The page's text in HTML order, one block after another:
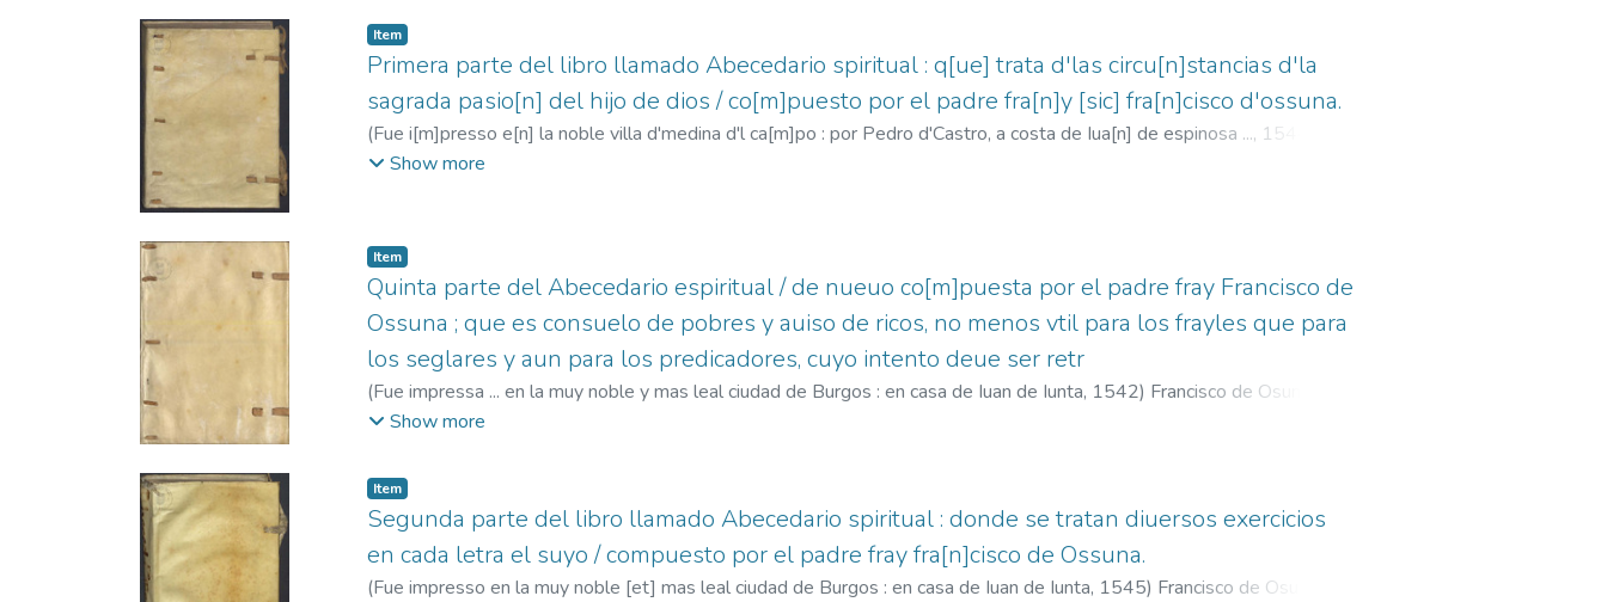
Item
Primera parte del libro llamado Abecedario spiritual : q[ue] trata d'las circu[n]stancias d'la
sagrada pasio[n] del hijo de dios / co[m]puesto por el padre fra[n]y [sic] fra[n]cisco d'ossuna.
(Fue i[m]presso e[n] la noble villa d'medina d'l ca[m]po : por Pedro d'Castro, a costa de Iua[n] de espinosa ..., 1544-09-
22)Francisco de Osuna (O.F.M.), ca. 1492-ca. 1540
Show more
Item
Quinta parte del Abecedario espiritual / de nueuo co[m]puesta por el padre fray Francisco de
Ossuna ; que es consuelo de pobres y auiso de ricos, no menos vtil para los frayles que para
los seglares y aun para los predicadores, cuyo intento deue ser retr
(Fue impressa ... en la muy noble y mas leal ciudad de Burgos : en casa de Iuan de Iunta, 1542) Francisco de Osuna
(O.F.M.), ca. 1492-ca. 1540
Show more
Item
Segunda parte del libro llamado Abecedario spiritual : donde se tratan diuersos exercicios
en cada letra el suyo / compuesto por el padre fray fra[n]cisco de Ossuna.
(Fue impresso en la muy noble [et] mas leal ciudad de Burgos : en casa de Iuan de Iunta, 1545) Francisco de Osuna